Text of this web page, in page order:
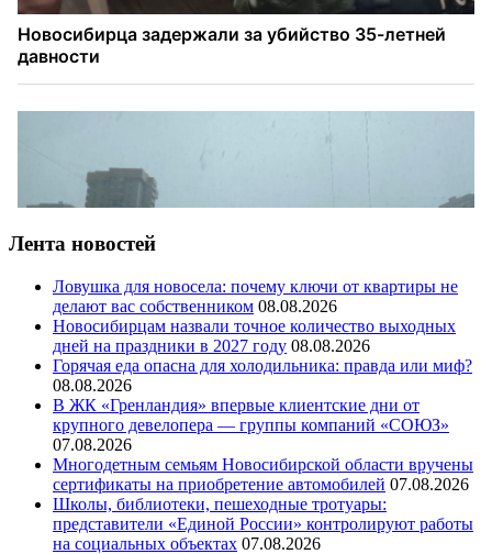
Лента новостей
Ловушка для новосела: почему ключи от квартиры не
делают вас собственником 08.08.2026
Новосибирцам назвали точное количество выходных
дней на праздники в 2027 году 08.08.2026
Горячая еда опасна для холодильника: правда или миф?
08.08.2026
В ЖК «Гренландия» впервые клиентские дни от
крупного девелопера — группы компаний «СОЮЗ»
07.08.2026
Многодетным семьям Новосибирской области вручены
сертификаты на приобретение автомобилей 07.08.2026
Школы, библиотеки, пешеходные тротуары:
представители «Единой России» контролируют работы
на социальных объектах 07.08.2026